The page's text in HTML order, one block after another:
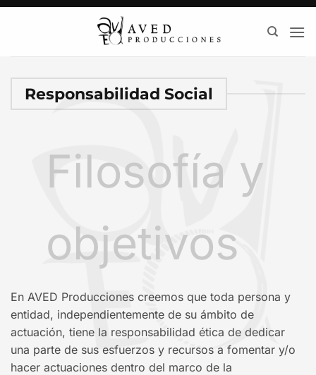
Responsabilidad Social
Filosofía y
objetivos
En AVED Producciones creemos que toda persona y
entidad, independientemente de su ámbito de
actuación, tiene la responsabilidad ética de dedicar
una parte de sus esfuerzos y recursos a fomentar y/o
hacer actuaciones dentro del marco de la